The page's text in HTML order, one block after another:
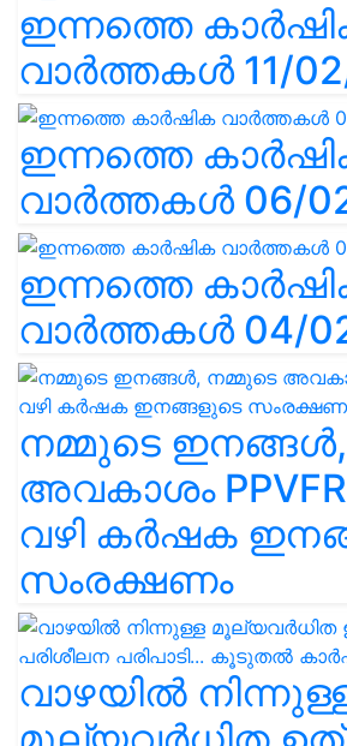
ഇന്നത്തെ
വാർത്തകൾ 11/
ഇന്നത്തെ
വാർത്തകൾ 06/
ഇന്നത്തെ
വാർത്തകൾ 04/
നമ്മുടെ
അവകാശം
വഴി കർഷക
സംരക്ഷണം
വാഴയിൽ